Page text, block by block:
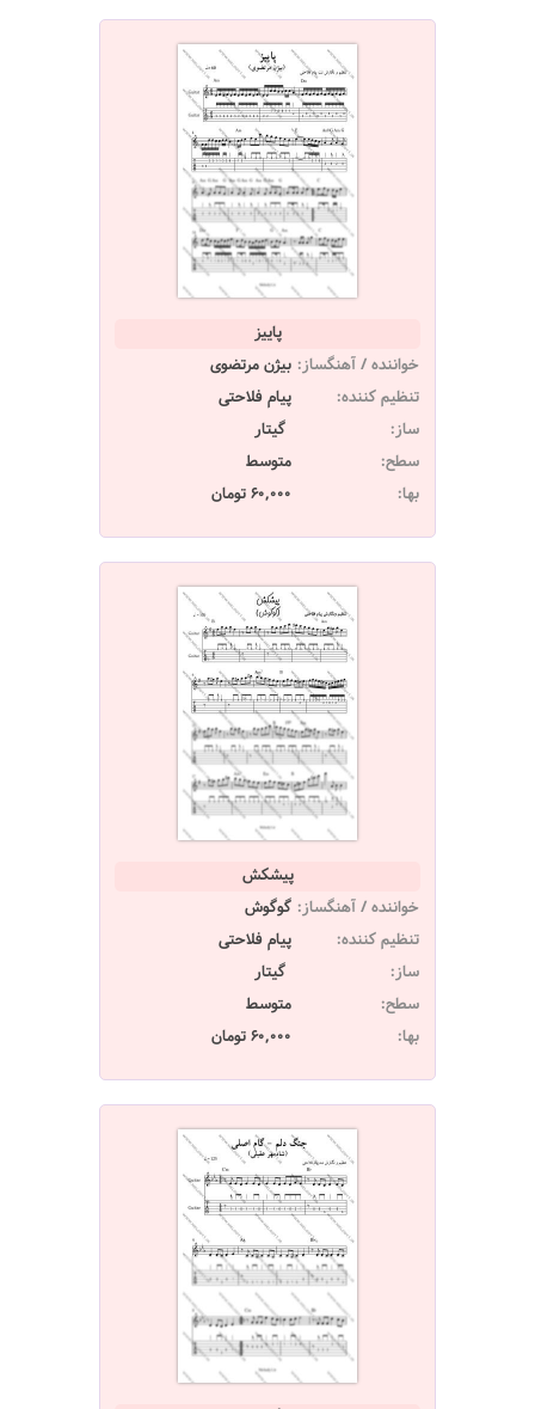
پاییز
خواننده / آهنگساز: بیژن مرتضوی
تنظیم کننده:
پیام فلاحتی
ساز:
گیتار
سطح:
متوسط
بها:
60,000 تومان
پیشکش
خواننده / آهنگساز: گوگوش
تنظیم کننده:
پیام فلاحتی
ساز:
گیتار
سطح:
متوسط
بها:
60,000 تومان